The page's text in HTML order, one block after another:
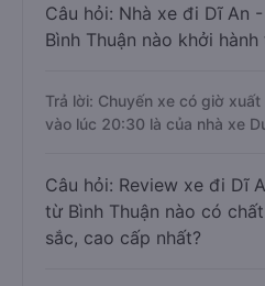
Câu hỏi: Nhà xe đi Dĩ An
Bình Thuận nào khởi hành
Trả lời: Chuyến xe có giờ
vào lúc 20:30 là của nhà xe
Câu hỏi: Review xe đi Dĩ
từ Bình Thuận nào có
sắc, cao cấp nhất?